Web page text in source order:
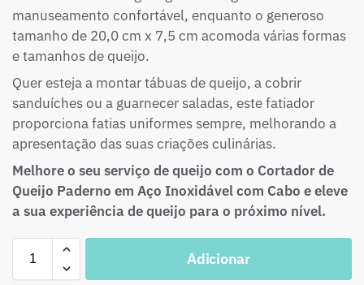
manuseamento confortável, enquanto o generoso
tamanho de 20,0 cm x 7,5 cm acomoda várias formas
e tamanhos de queijo.
Quer esteja a montar tábuas de queijo, a cobrir
sanduíches ou a guarnecer saladas, este fatiador
proporciona fatias uniformes sempre, melhorando a
apresentação das suas criações culinárias.
Melhore o seu serviço de queijo com o Cortador de
Queijo Paderno em Aço Inoxidável com Cabo e eleve
a sua experiência de queijo para o próximo nível.
Adicionar